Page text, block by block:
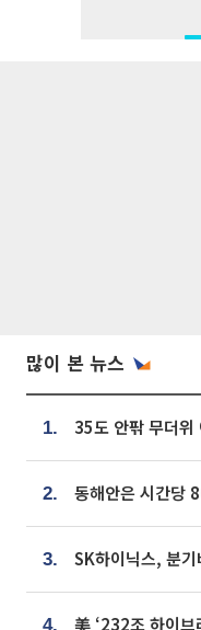
많이 본 뉴스
1.
2.
3.
4.